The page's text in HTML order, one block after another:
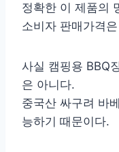
정확한 이 제품의
소비자 판매가격
사실 캠핑용 BBQ
은 아니다.
중국산 싸구려 바
능하기 때문이다.